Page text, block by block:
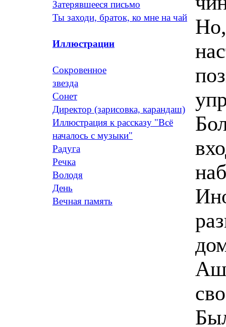
Затерявшееся письмо
Ты заходи, браток, ко мне на чай
Иллюстрации
Сокровенное
звезда
Сонет
Директор (зарисовка, карандаш)
Иллюстрация к рассказу "Всё
началось с музыки"
Радуга
Речка
Володя
День
Вечная память